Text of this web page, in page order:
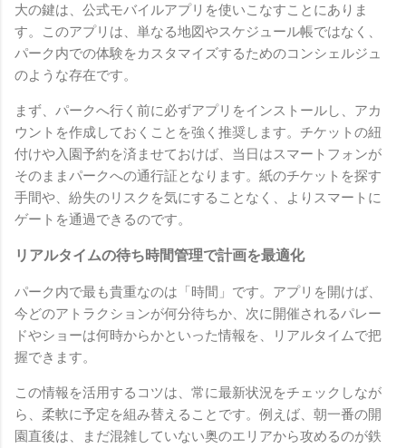
大の鍵は、公式モバイルアプリを使いこなすことにありま
す。このアプリは、単なる地図やスケジュール帳ではなく、
パーク内での体験をカスタマイズするためのコンシェルジュ
のような存在です。
まず、パークへ行く前に必ずアプリをインストールし、アカ
ウントを作成しておくことを強く推奨します。チケットの紐
付けや入園予約を済ませておけば、当日はスマートフォンが
そのままパークへの通行証となります。紙のチケットを探す
手間や、紛失のリスクを気にすることなく、よりスマートに
ゲートを通過できるのです。
リアルタイムの待ち時間管理で計画を最適化
パーク内で最も貴重なのは「時間」です。アプリを開けば、
今どのアトラクションが何分待ちか、次に開催されるパレー
ドやショーは何時からかといった情報を、リアルタイムで把
握できます。
この情報を活用するコツは、常に最新状況をチェックしなが
ら、柔軟に予定を組み替えることです。例えば、朝一番の開
園直後は、まだ混雑していない奥のエリアから攻めるのが鉄